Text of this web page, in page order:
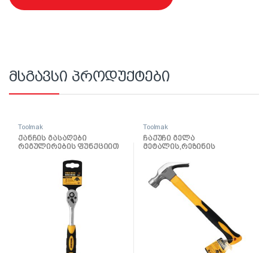
მსგავსი პროდუქტები
Toolmak
ქანჩის გასაღები
რეგულირების ფუნქციით
Toolmak
ჩაქუჩი გელა
მეტალის,რეზინის